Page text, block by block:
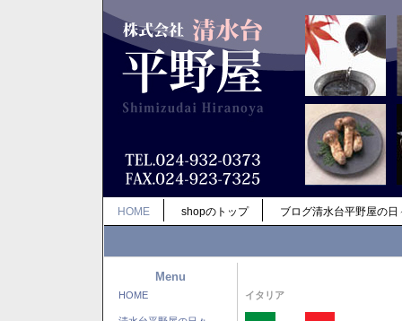
HOME shopのトップ ブログ清水台平野屋の日
Menu
HOME イタリア